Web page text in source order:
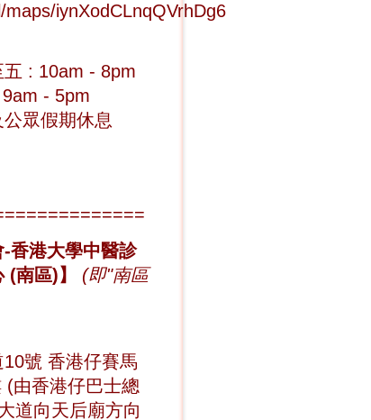
maps/iynXodCLnqQVrhDg6
五 : 10am - 8pm
- 5pm
眾假期休息
-香港大學中醫診
南區)】
(即"南區
號 香港仔賽馬
(由香港仔巴士總
道向天后廟方向